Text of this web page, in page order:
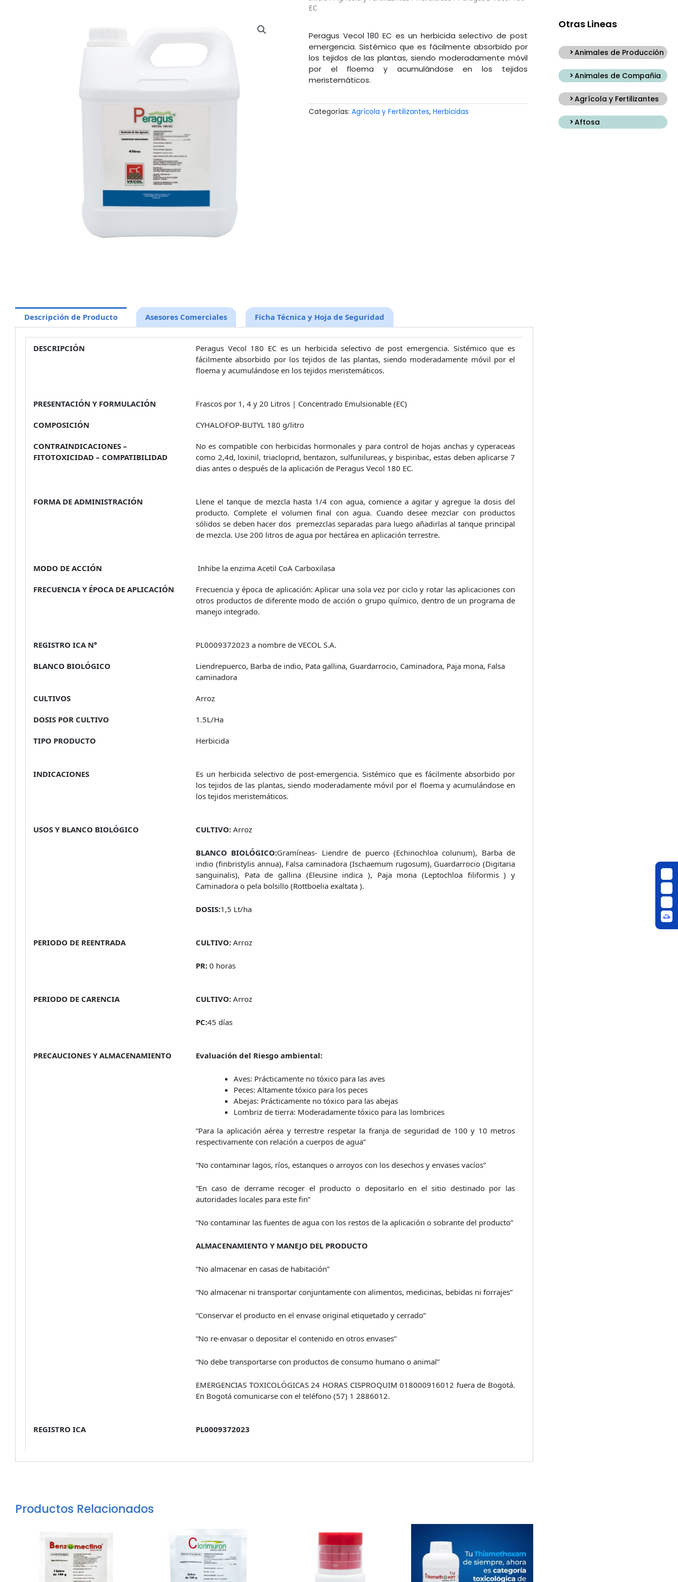
EC
Peragus Vecol 180 EC es un herbicida selectivo de post
emergencia. Sistémico que es fácilmente absorbido por
los tejidos de las plantas, siendo moderadamente móvil
por el floema y acumulándose en los tejidos
meristemáticos.
Categorías: Agrícola y Fertilizantes, Herbicidas
Descripción de Producto Asesores Comerciales Ficha Técnica y Hoja de Seguridad
DESCRIPCIÓN
Peragus Vecol 180 EC es un herbicida selectivo de post emergencia. Sistémico que es
fácilmente absorbido por los tejidos de las plantas, siendo moderadamente móvil por el
floema y acumulándose en los tejidos meristemáticos.
PRESENTACIÓN Y FORMULACIÓN Frascos por 1, 4 y 20 Litros | Concentrado Emulsionable (EC)
COMPOSICIÓN CYHALOFOP-BUTYL 180 g/litro
CONTRAINDICACIONES –
FITOTOXICIDAD – COMPATIBILIDAD
No es compatible con herbicidas hormonales y para control de hojas anchas y cyperaceas
como 2,4d, loxinil, triacloprid, bentazon, sulfunilureas, y bispiribac, estas deben aplicarse 7
dias antes o después de la aplicación de Peragus Vecol 180 EC.
FORMA DE ADMINISTRACIÓN
Llene el tanque de mezcla hasta 1/4 con agua, comience a agitar y agregue la dosis del
producto. Complete el volumen final con agua. Cuando desee mezclar con productos
sólidos se deben hacer dos premezclas separadas para luego añadirlas al tanque principal
de mezcla. Use 200 litros de agua por hectárea en aplicación terrestre.
MODO DE ACCIÓN Inhibe la enzima Acetil CoA Carboxilasa
FRECUENCIA Y ÉPOCA DE APLICACIÓN
Frecuencia y época de aplicación: Aplicar una sola vez por ciclo y rotar las aplicaciones con
otros productos de diferente modo de acción o grupo químico, dentro de un programa de
manejo integrado.
REGISTRO ICA N° PL0009372023 a nombre de VECOL S.A.
BLANCO BIOLÓGICO
Liendrepuerco, Barba de indio, Pata gallina, Guardarrocio, Caminadora, Paja mona, Falsa
caminadora
CULTIVOS Arroz
DOSIS POR CULTIVO 1.5L/Ha
TIPO PRODUCTO Herbicida
INDICACIONES
Es un herbicida selectivo de post-emergencia. Sistémico que es fácilmente absorbido por
los tejidos de las plantas, siendo moderadamente móvil por el floema y acumulándose en
los tejidos meristemáticos.
USOS Y BLANCO BIOLÓGICO CULTIVO: Arroz
BLANCO BIOLÓGICO:Gramíneas- Liendre de puerco (Echinochloa colunum), Barba de
indio (finbristylis annua), Falsa caminadora (Ischaemum rugosum), Guardarrocio (Digitaria
sanguinalis), Pata de gallina (Eleusine indica ), Paja mona (Leptochloa filiformis ) y
Caminadora o pela bolsillo (Rottboelia exaltata ).
DOSIS:1,5 Lt/ha
PERIODO DE REENTRADA CULTIVO: Arroz
PR: 0 horas
PERIODO DE CARENCIA CULTIVO: Arroz
PC:45 días
PRECAUCIONES Y ALMACENAMIENTO Evaluación del Riesgo ambiental:
Aves: Prácticamente no tóxico para las aves
Peces: Altamente tóxico para los peces
Abejas: Prácticamente no tóxico para las abejas
Lombriz de tierra: Moderadamente tóxico para las lombrices
“Para la aplicación aérea y terrestre respetar la franja de seguridad de 100 y 10 metros
respectivamente con relación a cuerpos de agua”
“No contaminar lagos, ríos, estanques o arroyos con los desechos y envases vacíos”
“En caso de derrame recoger el producto o depositarlo en el sitio destinado por las
autoridades locales para este fin”
“No contaminar las fuentes de agua con los restos de la aplicación o sobrante del producto”
ALMACENAMIENTO Y MANEJO DEL PRODUCTO
“No almacenar en casas de habitación”
“No almacenar ni transportar conjuntamente con alimentos, medicinas, bebidas ni forrajes”
“Conservar el producto en el envase original etiquetado y cerrado”
“No re-envasar o depositar el contenido en otros envases”
“No debe transportarse con productos de consumo humano o animal”
EMERGENCIAS TOXICOLÓGICAS 24 HORAS CISPROQUIM 018000916012 fuera de Bogotá.
En Bogotá comunicarse con el teléfono (57) 1 2886012.
REGISTRO ICA PL0009372023
Productos Relacionados
Otras Lineas
Animales de Producción
Animales de Compañia
Agrícola y Fertilizantes
Aftosa